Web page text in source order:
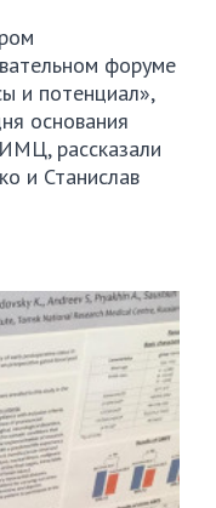
форуме
и потенциал»,
основания
рассказали
и Станислав